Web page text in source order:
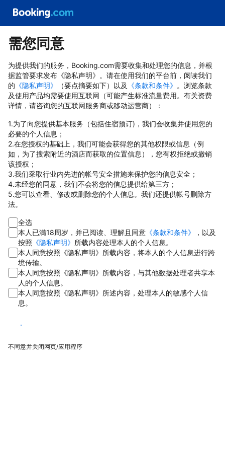
需您同意
为提供我们的服务，Booking.com需要收集和处理您的信息，并根
据监管要求发布《隐私声明》。请在使用我们的平台前，阅读我们
的 《隐私声明》 （要点摘要如下）以及 《条款和条件》 。浏览条款
及使用产品均需要使用互联网（可能产生标准流量费用。有关资费
详情，请咨询您的互联网服务商或移动运营商）：
1.为了向您提供基本服务（包括住宿预订)，我们会收集并使用您的
必要的个人信息；
2.在您授权的基础上，我们可能会获得您的其他权限或信息（例
如，为了搜索附近的酒店而获取的位置信息），您有权拒绝或撤销
该授权；
3.我们采取行业内先进的帐号安全措施来保护您的信息安全；
4.未经您的同意，我们不会将您的信息提供给第三方；
5.您可以查看、修改或删除您的个人信息。我们还提供帐号删除方
法。
全选
本人已满18周岁，并已阅读、理解且同意 《条款和条件》
，以及
按照 《隐私声明》 所载内容处理本人的个人信息。
本人同意按照《隐私声明》所载内容，将本人的个人信息进行跨
境传输。
本人同意按照《隐私声明》所载内容，与其他数据处理者共享本
人的个人信息。
本人同意按照《隐私声明》所述内容，处理本人的敏感个人信
息。
同意
不同意并关闭网页/应用程序